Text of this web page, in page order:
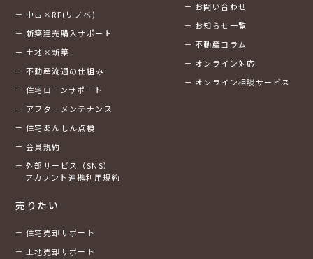
中古×RF(リノベ)
新築建売購入サポート
土地×新築
不動産流通の仕組み
住宅ローンサポート
アフターメンテナンス
住宅あんしん点検
会員規約
外部サービス（SNS）
アカウント連携利用規約
売りたい
住宅売却サポート
土地売却サポート
お問い合わせ
お知らせ一覧
不動産コラム
オンライン対応
オンライン相談サービス